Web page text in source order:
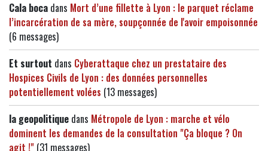
Cala boca dans Mort d’une fillette à Lyon : le parquet réclame
l’incarcération de sa mère, soupçonnée de l'avoir empoisonnée
(6 messages)
Et surtout dans Cyberattaque chez un prestataire des
Hospices Civils de Lyon : des données personnelles
potentiellement volées (13 messages)
la geopolitique dans Métropole de Lyon : marche et vélo
dominent les demandes de la consultation "Ça bloque ? On
agit !" (31 messages)